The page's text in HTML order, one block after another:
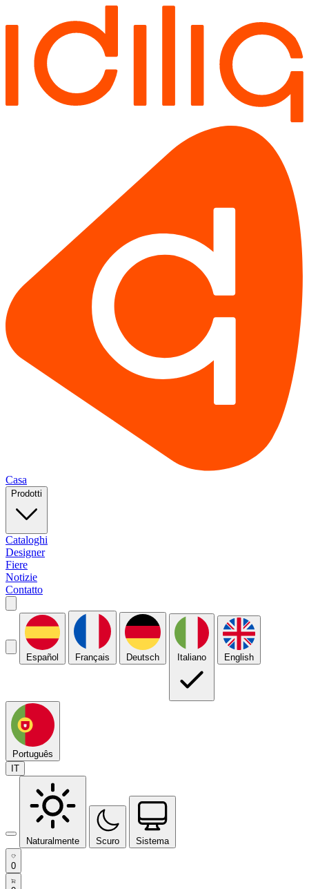
Casa
Prodotti
Cataloghi
Designer
Fiere
Notizie
Contatto
Español Français Deutsch Italiano English
Português
IT
Naturalmente Scuro Sistema
0